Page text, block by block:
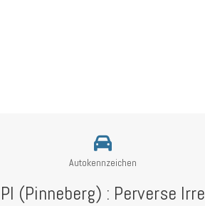
Autokennzeichen
PI (Pinneberg) : Perverse Irre